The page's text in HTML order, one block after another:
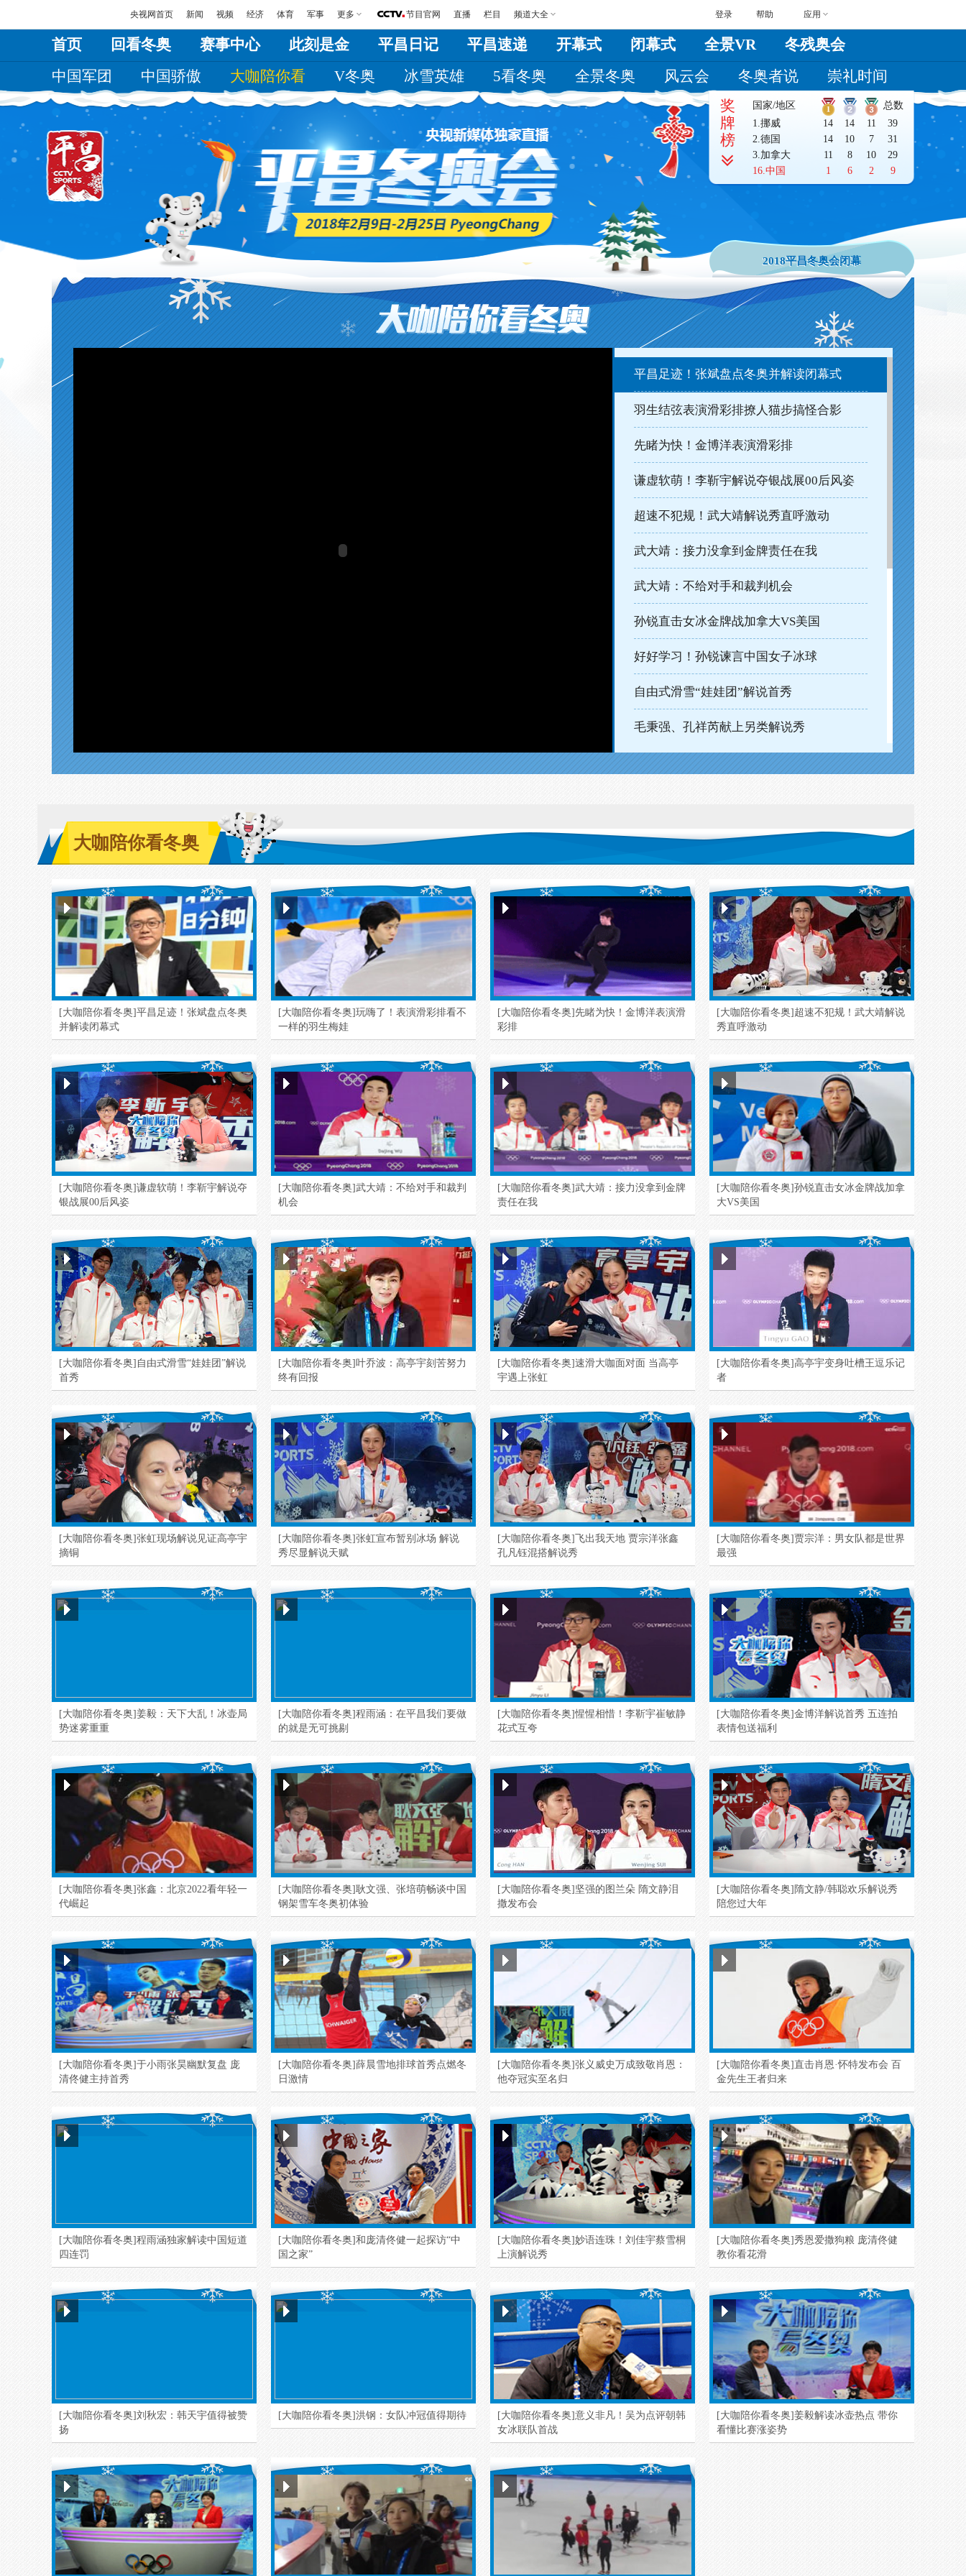
央视网首页 新闻 视频 经济 体育 军事 更多 节目官网 直播 栏目 频道大全 帮助 应用
登录
首页 回看冬奥 赛事中心 此刻是金 平昌日记 平昌速递 开幕式 闭幕式 全景VR
冬残奥会
中国军团
中国骄傲 大咖陪你看 V冬奥 冰雪英雄 5看冬奥 全景冬奥 风云会 冬奥者说
崇礼时间
奖
牌
榜
国家/地区
总数
1.挪威 14 14 11
39
2.德国 14 10 7
31
3.加拿大 11 8 10
29
16.中国 1 6 2 9
2018平昌冬奥会闭幕
平昌足迹！张斌盘点冬奥并解读闭幕式
羽生结弦表演滑彩排撩人猫步搞怪合影
先睹为快！金博洋表演滑彩排
谦虚软萌！李靳宇解说夺银战展00后风姿
超速不犯规！武大靖解说秀直呼激动
武大靖：接力没拿到金牌责任在我
武大靖：不给对手和裁判机会
孙锐直击女冰金牌战加拿大VS美国
好好学习！孙锐谏言中国女子冰球
自由式滑雪“娃娃团”解说首秀
毛秉强、孔祥芮献上另类解说秀
张可欣吴梦解说首秀“感觉老帅了”
张虹现场解说见证高亭宇摘铜
张可欣吴梦解说首秀“感觉老帅了”
自由式滑雪“娃娃团”解说首秀
毛秉强、孔祥芮献上另类解说秀
叶乔波：中国速滑可借鉴日韩模式
跟叶乔波涨姿势 认识速滑集体出发
高亭宇：一切都是最好的安排
大咖陪你看冬奥
[大咖陪你看冬奥]平昌足迹！张斌盘点冬奥
并解读闭幕式
[大咖陪你看冬奥]玩嗨了！表演滑彩排看不
一样的羽生梅娃
[大咖陪你看冬奥]先睹为快！金博洋表演滑
彩排
[大咖陪你看冬奥]超速不犯规！武大靖解说
秀直呼激动
[大咖陪你看冬奥]谦虚软萌！李靳宇解说夺
银战展00后风姿
[大咖陪你看冬奥]武大靖：不给对手和裁判
机会
[大咖陪你看冬奥]武大靖：接力没拿到金牌
责任在我
[大咖陪你看冬奥]孙锐直击女冰金牌战加拿
大VS美国
[大咖陪你看冬奥]自由式滑雪“娃娃团”解说
首秀
[大咖陪你看冬奥]叶乔波：高亭宇刻苦努力
终有回报
[大咖陪你看冬奥]速滑大咖面对面 当高亭
宇遇上张虹
[大咖陪你看冬奥]高亭宇变身吐槽王逗乐记
者
[大咖陪你看冬奥]张虹现场解说见证高亭宇
摘铜
[大咖陪你看冬奥]张虹宣布暂别冰场 解说
秀尽显解说天赋
[大咖陪你看冬奥]飞出我天地 贾宗洋张鑫
孔凡钰混搭解说秀
[大咖陪你看冬奥]贾宗洋：男女队都是世界
最强
[大咖陪你看冬奥]姜毅：天下大乱！冰壶局
势迷雾重重
[大咖陪你看冬奥]程雨涵：在平昌我们要做
的就是无可挑剔
[大咖陪你看冬奥]惺惺相惜！李靳宇崔敏静
花式互夸
[大咖陪你看冬奥]金博洋解说首秀 五连拍
表情包送福利
[大咖陪你看冬奥]张鑫：北京2022看年轻一
代崛起
[大咖陪你看冬奥]耿文强、张培萌畅谈中国
钢架雪车冬奥初体验
[大咖陪你看冬奥]坚强的图兰朵 隋文静泪
撒发布会
[大咖陪你看冬奥]隋文静/韩聪欢乐解说秀
陪您过大年
[大咖陪你看冬奥]于小雨张昊幽默复盘 庞
清佟健主持首秀
[大咖陪你看冬奥]薛晨雪地排球首秀点燃冬
日激情
[大咖陪你看冬奥]张义威史万成致敬肖恩：
他夺冠实至名归
[大咖陪你看冬奥]直击肖恩·怀特发布会 百
金先生王者归来
[大咖陪你看冬奥]程雨涵独家解读中国短道
四连罚
[大咖陪你看冬奥]和庞清佟健一起探访“中
国之家”
[大咖陪你看冬奥]妙语连珠！刘佳宇蔡雪桐
上演解说秀
[大咖陪你看冬奥]秀恩爱撒狗粮 庞清佟健
教你看花滑
[大咖陪你看冬奥]刘秋宏：韩天宇值得被赞
扬
[大咖陪你看冬奥]洪钢：女队冲冠值得期待
[大咖陪你看冬奥]意义非凡！吴为点评朝韩
女冰联队首战
[大咖陪你看冬奥]姜毅解读冰壶热点 带你
看懂比赛涨姿势